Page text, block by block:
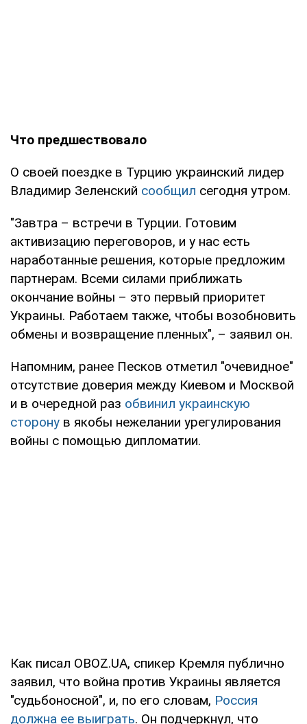
Что предшествовало
О своей поездке в Турцию украинский лидер
Владимир Зеленский сообщил сегодня утром.
"Завтра – встречи в Турции. Готовим
активизацию переговоров, и у нас есть
наработанные решения, которые предложим
партнерам. Всеми силами приближать
окончание войны – это первый приоритет
Украины. Работаем также, чтобы возобновить
обмены и возвращение пленных", – заявил он.
Напомним, ранее Песков отметил "очевидное"
отсутствие доверия между Киевом и Москвой
и в очередной раз обвинил украинскую
сторону в якобы нежелании урегулирования
войны с помощью дипломатии.
Как писал OBOZ.UA, спикер Кремля публично
заявил, что война против Украины является
"судьбоносной", и, по его словам, Россия
должна ее выиграть. Он подчеркнул, что